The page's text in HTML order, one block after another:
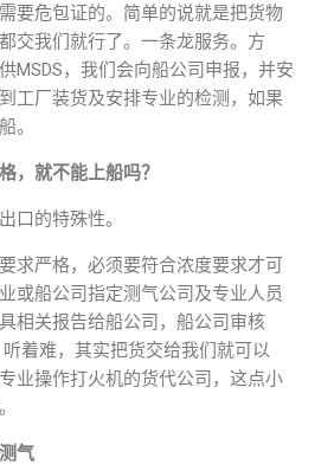
要危包证的。简单的说就是把货物
交我们就行了。一条龙服务。方
MSDS，我们会向船公司申报，并安
工厂装货及安排专业的检测，如果
。
，就不能上船吗？
口的特殊性。
求严格，必须要符合浓度要求才可
或船公司指定测气公司及专业人员
相关报告给船公司，船公司审核
着难，其实把货交给我们就可以
业操作打火机的货代公司，这点小
气